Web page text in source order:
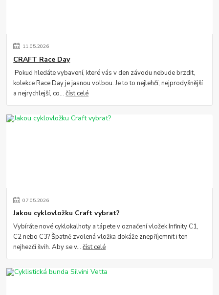
11.05.2026
CRAFT Race Day
Pokud hledáte vybavení, které vás v den závodu nebude brzdit,
kolekce Race Day je jasnou volbou. Je to to nejlehčí, nejprodyšnější
a nejrychlejší, co...číst celé
07.05.2026
Jakou cyklovložku Craft vybrat?
Vybíráte nové cyklokalhoty a tápete v označení vložek Infinity C1,
C2 nebo C3? Špatně zvolená vložka dokáže znepříjemnit i ten
nejhezčí švih. Aby se v...číst celé